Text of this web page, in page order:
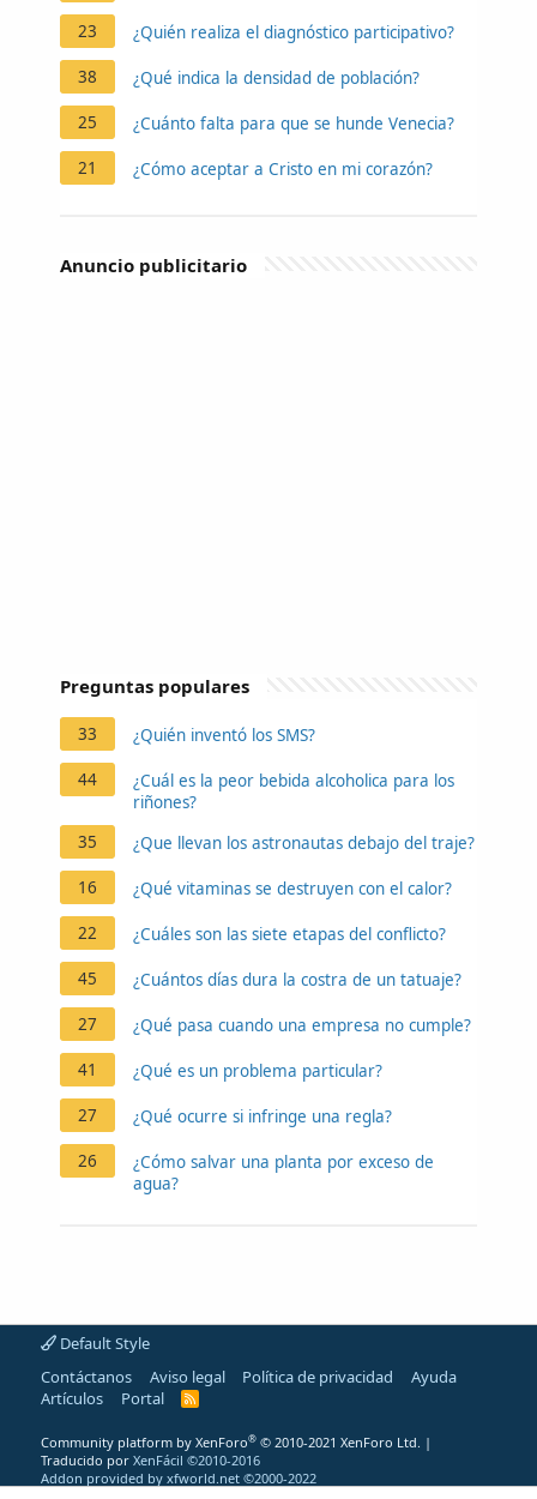
23 ¿Quién realiza el diagnóstico participativo?
38 ¿Qué indica la densidad de población?
25 ¿Cuánto falta para que se hunde Venecia?
21 ¿Cómo aceptar a Cristo en mi corazón?
Anuncio publicitario
Preguntas populares
33 ¿Quién inventó los SMS?
44
¿Cuál es la peor bebida alcoholica para los
riñones?
35
¿Que llevan los astronautas debajo del traje?
16 ¿Qué vitaminas se destruyen con el calor?
22 ¿Cuáles son las siete etapas del conflicto?
45 ¿Cuántos días dura la costra de un tatuaje?
27 ¿Qué pasa cuando una empresa no cumple?
41 ¿Qué es un problema particular?
27 ¿Qué ocurre si infringe una regla?
26
¿Cómo salvar una planta por exceso de
agua?
Default Style
Contáctanos
Aviso legal Política de privacidad
Ayuda
Artículos
Portal
R
Community platform by XenForo® © 2010-2021 XenForo Ltd. |
Traducido por XenFácil ©2010-2016
Addon provided by xfworld.net ©2000-2022